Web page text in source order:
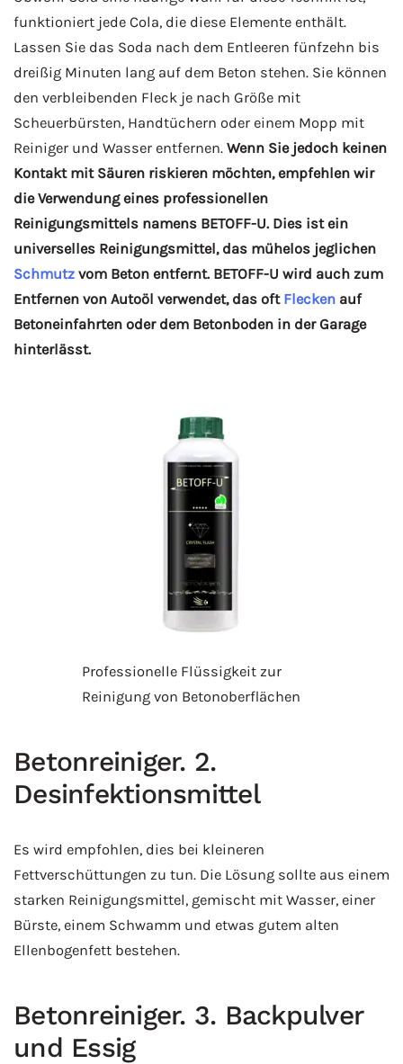
funktioniert jede Cola, die diese Elemente enthält.
Lassen Sie das Soda nach dem Entleeren fünfzehn bis
dreißig Minuten lang auf dem Beton stehen. Sie können
den verbleibenden Fleck je nach Größe mit
Scheuerbürsten, Handtüchern oder einem Mopp mit
Reiniger und Wasser entfernen. Wenn Sie jedoch keinen
Kontakt mit Säuren riskieren möchten, empfehlen wir
die Verwendung eines professionellen
Reinigungsmittels namens BETOFF-U. Dies ist ein
universelles Reinigungsmittel, das mühelos jeglichen
Schmutz vom Beton entfernt. BETOFF-U wird auch zum
Entfernen von Autoöl verwendet, das oft Flecken auf
Betoneinfahrten oder dem Betonboden in der Garage
hinterlässt.
Professionelle Flüssigkeit zur
Reinigung von Betonoberflächen
Betonreiniger. 2.
Desinfektionsmittel
Es wird empfohlen, dies bei kleineren
Fettverschüttungen zu tun. Die Lösung sollte aus einem
starken Reinigungsmittel, gemischt mit Wasser, einer
Bürste, einem Schwamm und etwas gutem alten
Ellenbogenfett bestehen.
Betonreiniger. 3. Backpulver
und Essig